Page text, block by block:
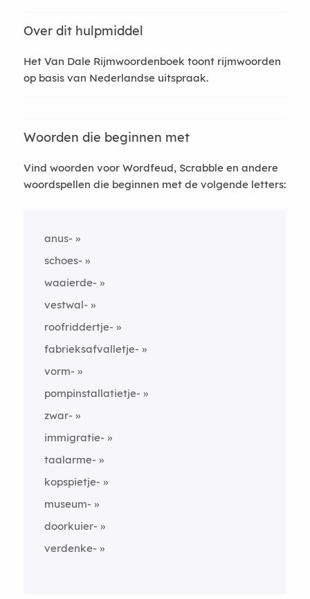
Over dit hulpmiddel
Het Van Dale Rijmwoordenboek toont rijmwoorden
op basis van Nederlandse uitspraak.
Woorden die beginnen met
Vind woorden voor Wordfeud, Scrabble en andere
woordspellen die beginnen met de volgende letters:
anus-
schoes-
waaierde-
vestwal-
roofriddertje-
fabrieksafvalletje-
vorm-
pompinstallatietje-
zwar-
immigratie-
taalarme-
kopspietje-
museum-
doorkuier-
verdenke-